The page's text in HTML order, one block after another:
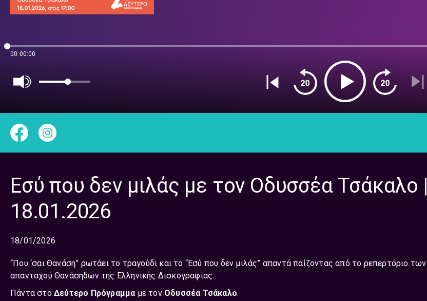
00:00:00
Εσύ που δεν μιλάς με τον Οδυσσέα Τσάκαλο |
18.01.2026
18/01/2026
“Που ‘σαι Θανάση” ρωτάει το τραγούδι και το “Εσύ που δεν μιλάς” απαντά παίζοντας από το ρεπερτόριο των
απανταχού Θανάσηδων της Ελληνικής Δισκογραφίας.
Πάντα στο Δεύτερο Πρόγραμμαμε τονΟδυσσέα Τσάκαλο.